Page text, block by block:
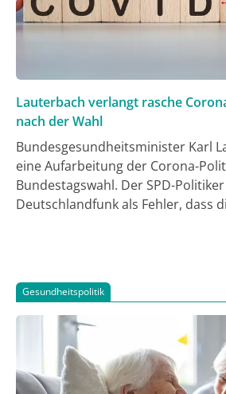
Lauterbach verlangt rasche
nach der Wahl
Bundesgesundheitsminister Karl
eine Aufarbeitung der Corona-
Bundestagswahl. Der SPD-
Deutschlandfunk als Fehler, dass
Regierung leisten müssten. Sie
Regierungsbildung erfolgen. Dies
um bei der Bevölkerung
von Maßnahmen im Fall einer
erreichen.
Gesundheitspolitik